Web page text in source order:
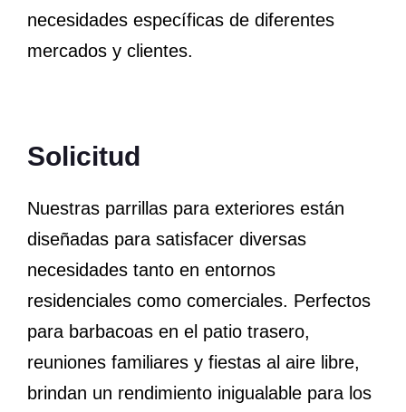
necesidades específicas de diferentes
mercados y clientes.
Solicitud
Nuestras parrillas para exteriores están
diseñadas para satisfacer diversas
necesidades tanto en entornos
residenciales como comerciales. Perfectos
para barbacoas en el patio trasero,
reuniones familiares y fiestas al aire libre,
brindan un rendimiento inigualable para los